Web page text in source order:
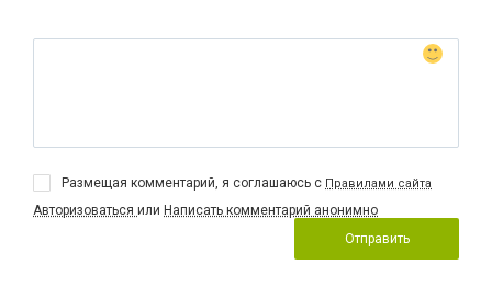
Размещая комментарий, я соглашаюсь с Правилами сайта
Авторизоваться или Написать комментарий анонимно
Отправить